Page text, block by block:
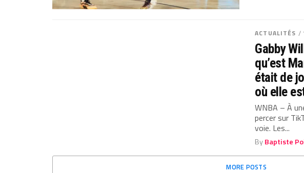
ACTUALITÉS /
Gabby
qu’est
était de
où elle
WNBA – À
percer sur
voie. Les...
ByBaptiste
MORE POSTS